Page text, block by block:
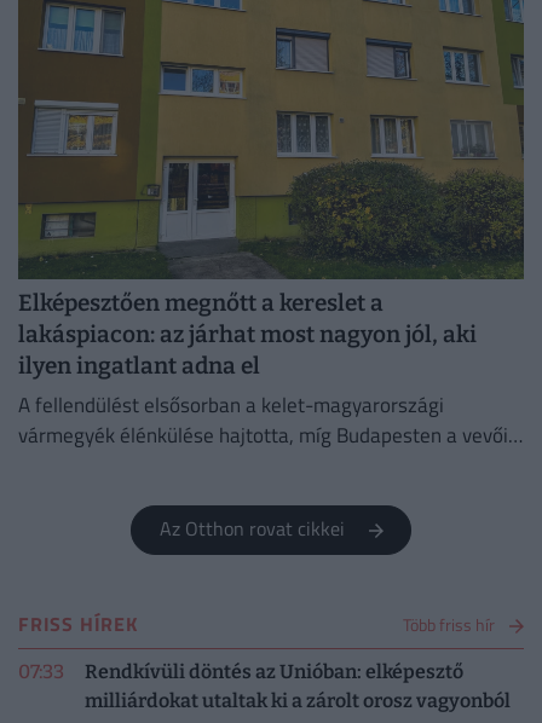
Elképesztően megnőtt a kereslet a
lakáspiacon: az járhat most nagyon jól, aki
ilyen ingatlant adna el
A fellendülést elsősorban a kelet-magyarországi
vármegyék élénkülése hajtotta, míg Budapesten a vevői
Az Otthon rovat cikkei
FRISS HÍREK Több friss hír
07:33
Rendkívüli döntés az Unióban: elképesztő
milliárdokat utaltak ki a zárolt orosz vagyonból